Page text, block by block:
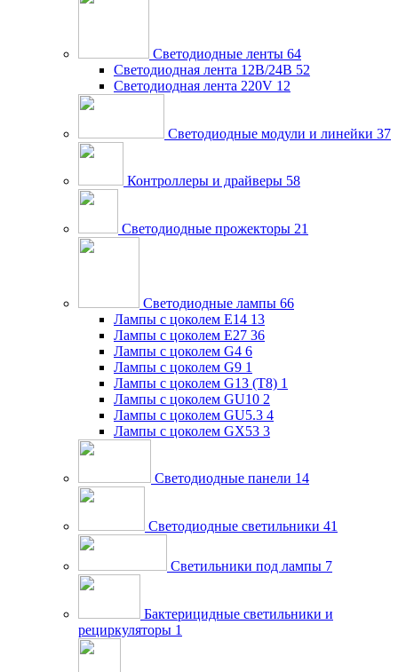
Светодиодные ленты 64
Светодиодная лента 12В/24В 52
Светодиодная лента 220V 12
Светодиодные модули и линейки 37
Контроллеры и драйверы 58
Светодиодные прожекторы 21
Светодиодные лампы 66
Лампы с цоколем E14 13
Лампы с цоколем E27 36
Лампы с цоколем G4 6
Лампы с цоколем G9 1
Лампы с цоколем G13 (Т8) 1
Лампы с цоколем GU10 2
Лампы с цоколем GU5.3 4
Лампы с цоколем GX53 3
Светодиодные панели 14
Светодиодные светильники 41
Светильники под лампы 7
Бактерицидные светильники и
рециркуляторы 1